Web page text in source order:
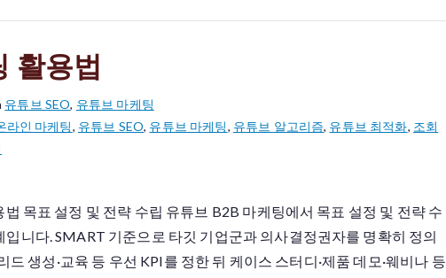
활용법
유튜브 SEO, 유튜브 마케팅
라인 마케팅, 유튜브 SEO, 유튜브 마케팅, 유튜브 알고리즘, 유튜브 최적화, 조회
목표 설정 및 전략 수립 유튜브 B2B 마케팅에서 목표 설정 및 전략 수
니다. SMART 기준으로 타깃 기업군과 의사결정권자를 명확히 정의
드 생성·교육 등 우선 KPI를 정한 뒤 케이스 스터디·제품 데모·웨비나 등